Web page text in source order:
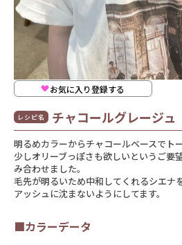
お気に入り登録する
レシピ名 チャコールグレージュ
明るめカラーからチャコールベースでトー
少しオリーブっぽさも欲しいというご要
み合わせました。
毛先が明るいため中和してくれるシエナ
アッシュに沈まないようにしてます。
■カラーデータ